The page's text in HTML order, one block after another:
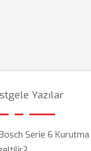
Yazılar
Serie 6